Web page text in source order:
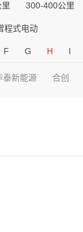
300-400公里
程式电动
F G H I
泰新能源 合创